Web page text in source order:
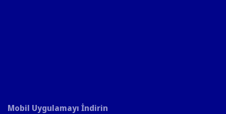
Mobil Uygulamayı İndirin